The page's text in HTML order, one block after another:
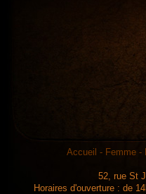
Accueil - Femme -
52, rue St
Horaires d'ouverture : de